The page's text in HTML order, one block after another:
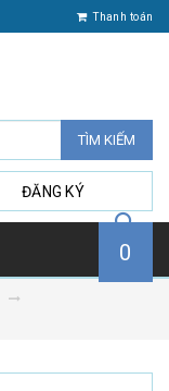
Thanh toán
TÌM KIẾM
ĐĂNG KÝ
0